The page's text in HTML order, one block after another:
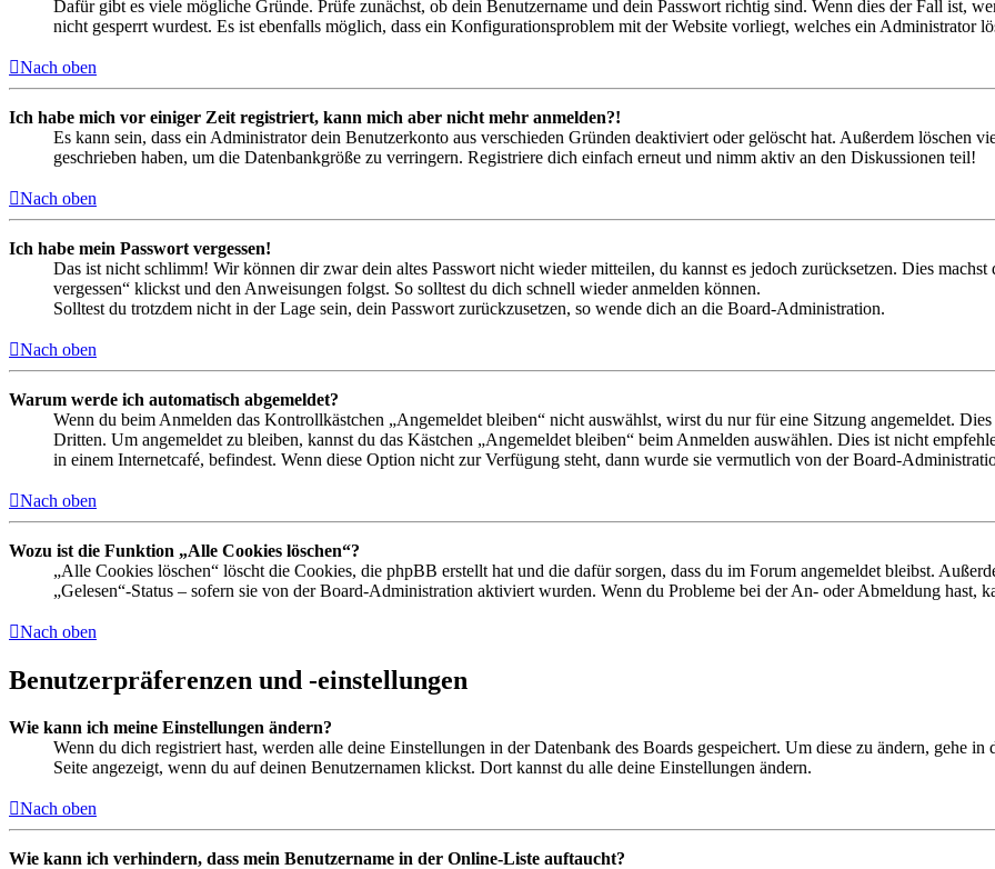
Dafür gibt es viele mögliche Gründe. Prüfe zunächst, ob dein Benutzername und dein Passwort richtig sind. Wenn dies der Fall ist,
nicht gesperrt wurdest. Es ist ebenfalls möglich, dass ein Konfigurationsproblem mit der Website vorliegt, welches ein Administrator
Nach oben
Ich habe mich vor einiger Zeit registriert, kann mich aber nicht mehr anmelden?!
Es kann sein, dass ein Administrator dein Benutzerkonto aus verschieden Gründen deaktiviert oder gelöscht hat. Außerdem löschen
geschrieben haben, um die Datenbankgröße zu verringern. Registriere dich einfach erneut und nimm aktiv an den Diskussionen teil!
Nach oben
Ich habe mein Passwort vergessen!
Das ist nicht schlimm! Wir können dir zwar dein altes Passwort nicht wieder mitteilen, du kannst es jedoch zurücksetzen. Dies
vergessen“ klickst und den Anweisungen folgst. So solltest du dich schnell wieder anmelden können.
Solltest du trotzdem nicht in der Lage sein, dein Passwort zurückzusetzen, so wende dich an die Board-Administration.
Nach oben
Warum werde ich automatisch abgemeldet?
Wenn du beim Anmelden das Kontrollkästchen „Angemeldet bleiben“ nicht auswählst, wirst du nur für eine Sitzung angemeldet.
Dritten. Um angemeldet zu bleiben, kannst du das Kästchen „Angemeldet bleiben“ beim Anmelden auswählen. Dies ist nicht
in einem Internetcafé, befindest. Wenn diese Option nicht zur Verfügung steht, dann wurde sie vermutlich von der Board-
Nach oben
Wozu ist die Funktion „Alle Cookies löschen“?
„Alle Cookies löschen“ löscht die Cookies, die phpBB erstellt hat und die dafür sorgen, dass du im Forum angemeldet bleibst.
„Gelesen“-Status – sofern sie von der Board-Administration aktiviert wurden. Wenn du Probleme bei der An- oder Abmeldung hast,
Nach oben
Benutzerpräferenzen und -einstellungen
Wie kann ich meine Einstellungen ändern?
Wenn du dich registriert hast, werden alle deine Einstellungen in der Datenbank des Boards gespeichert. Um diese zu ändern, gehe
Seite angezeigt, wenn du auf deinen Benutzernamen klickst. Dort kannst du alle deine Einstellungen ändern.
Nach oben
Wie kann ich verhindern, dass mein Benutzername in der Online-Liste auftaucht?